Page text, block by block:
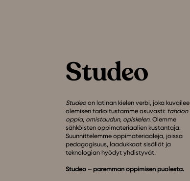
Studeo on latinan kielen verbi, joka kuvailee
olemisen tarkoitustamme osuvasti: tahdon
oppia, omistaudun, opiskelen. Olemme
sähköisten oppimateriaalien kustantaja.
Suunnittelemme oppimateriaaleja, joissa
pedagogisuus, laadukkaat sisällöt ja
teknologian hyödyt yhdistyvät.
Studeo – paremman oppimisen puolesta.